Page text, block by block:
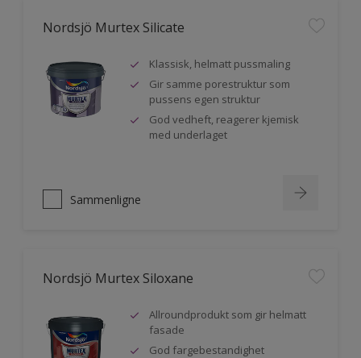
Nordsjö Murtex Silicate
Klassisk, helmatt pussmaling
Gir samme porestruktur som
pussens egen struktur
God vedheft, reagerer kjemisk
med underlaget
Sammenligne
Nordsjö Murtex Siloxane
Allroundprodukt som gir helmatt
fasade
God fargebestandighet